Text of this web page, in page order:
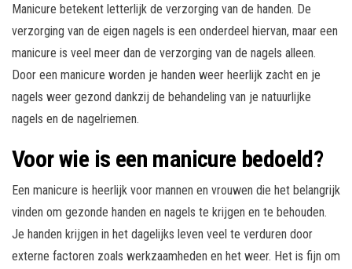
Manicure betekent letterlijk de verzorging van de handen. De
verzorging van de eigen nagels is een onderdeel hiervan, maar een
manicure is veel meer dan de verzorging van de nagels alleen.
Door een manicure worden je handen weer heerlijk zacht en je
nagels weer gezond dankzij de behandeling van je natuurlijke
nagels en de nagelriemen.
Voor wie is een manicure bedoeld?
Een manicure is heerlijk voor mannen en vrouwen die het belangrijk
vinden om gezonde handen en nagels te krijgen en te behouden.
Je handen krijgen in het dagelijks leven veel te verduren door
externe factoren zoals werkzaamheden en het weer. Het is fijn om